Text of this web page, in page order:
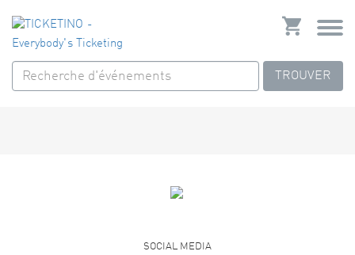
TROUVER
SOCIAL MEDIA